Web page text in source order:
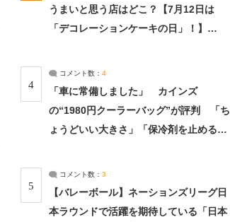
うまいと思う店はどこ？【7月12日は
「デコレーションケーキの日」！】
4
コメント数： 4
「車に常備しました」 カインズ
の“1980円クーラーバッグ”が評判 「ち
ょうどいい大きさ」「保冷剤を止めるベ
5
コメント数： 3
【バレーボール】ネーションズリーグ日
本ラウンドで活躍を期待している「日本